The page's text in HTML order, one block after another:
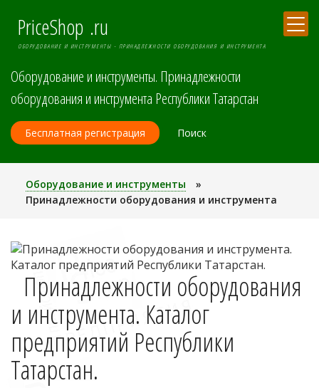
PriceShop .ru
ОБОРУДОВАНИЕ И ИНСТРУМЕНТЫ - ПРИНАДЛЕЖНОСТИ ОБОРУДОВАНИЯ И ИНСТРУМЕНТА
Оборудование и инструменты. Принадлежности
оборудования и инструмента Республики Татарстан
Бесплатная регистрация Поиск
Оборудование и инструменты
»
Принадлежности оборудования и инструмента
Принадлежности оборудования
и инструмента. Каталог
предприятий Республики
Татарстан.